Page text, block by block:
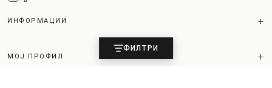
ИНФОРМАЦИИ
МОЈ ПРОФИЛ
ФИЛТРИ